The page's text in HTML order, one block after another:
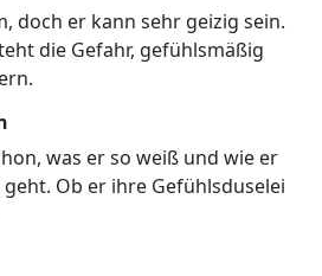
doch er kann sehr geizig sein.
die Gefahr, gefühlsmäßig
was er so weiß und wie er
Ob er ihre Gefühlsduselei